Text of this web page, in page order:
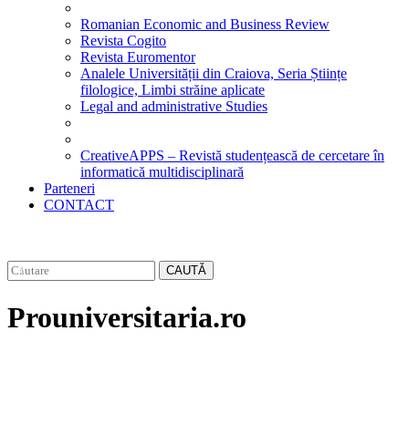
Romanian Economic and Business Review
Revista Cogito
Revista Euromentor
Analele Universității din Craiova, Seria Științe
filologice, Limbi străine aplicate
Legal and administrative Studies
CreativeAPPS – Revistă studențească de cercetare în
informatică multidisciplinară
Parteneri
CONTACT
CAUTĂ
Prouniversitaria.ro